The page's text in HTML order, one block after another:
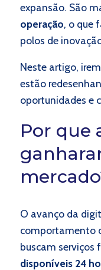
expansão. São
operação, o que
polos de
Neste artigo,
estão
oportunidades e
Por que
O avanço da
comportamento
buscam serviços
disponíveis 24